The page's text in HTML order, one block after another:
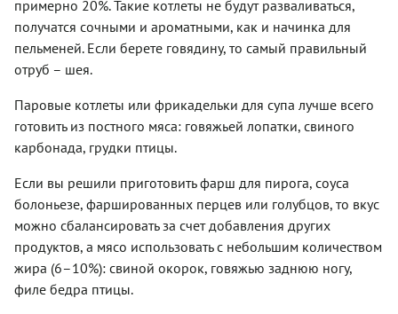
примерно 20%. Такие котлеты не будут разваливаться,
получатся сочными и ароматными, как и начинка для
пельменей. Если берете говядину, то самый правильный
отруб – шея.
Паровые котлеты или фрикадельки для супа лучше всего
готовить из постного мяса: говяжьей лопатки, свиного
карбонада, грудки птицы.
Если вы решили приготовить фарш для пирога, соуса
болоньезе, фаршированных перцев или голубцов, то вкус
можно сбалансировать за счет добавления других
продуктов, а мясо использовать с небольшим количеством
жира (6–10%): свиной окорок, говяжью заднюю ногу,
филе бедра птицы.